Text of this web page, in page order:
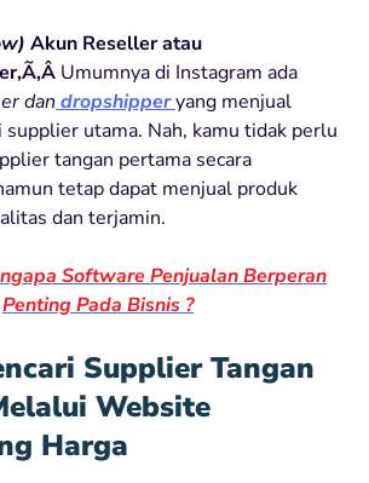
Akun Reseller atau
Umumnya di Instagram ada
dan dropshipperyang menjual
supplier utama. Nah, kamu tidak perlu
tangan pertama secara
tetap dapat menjual produk
dan terjamin.
Software Penjualan Berperan
Penting Pada Bisnis ?
Supplier Tangan
Website
Harga